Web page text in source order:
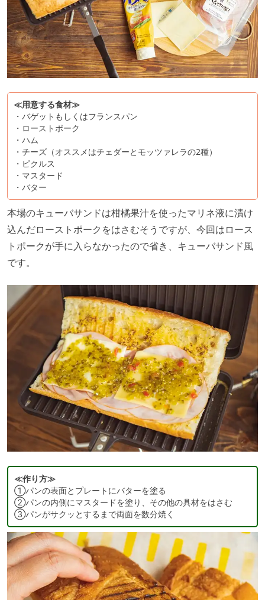
≪用意する食材≫
・バゲットもしくはフランスパン
・ローストポーク
・ハム
・チーズ（オススメはチェダーとモッツァレラの2種）
・ピクルス
・マスタード
・バター
本場のキューバサンドは柑橘果汁を使ったマリネ液に漬け
込んだローストポークをはさむそうですが、今回はロース
トポークが手に入らなかったので省き、キューバサンド風
です。
≪作り方≫
①パンの表面とプレートにバターを塗る
②パンの内側にマスタードを塗り、その他の具材をはさむ
③パンがサクッとするまで両面を数分焼く